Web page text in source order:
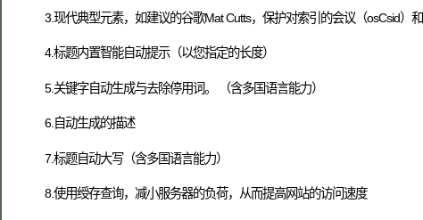
3.现代典型元素，如建议的谷歌Mat Cutts，保护对索引的会议（osCsid）
4.标题内置智能自动提示（以您指定的长度）
5.关键字自动生成与去除停用词。 （含多国语言能力）
6.自动生成的描述
7.标题自动大写（含多国语言能力）
8.使用绶存查询，减小服务器的负荷，从而提高网站的访问速度